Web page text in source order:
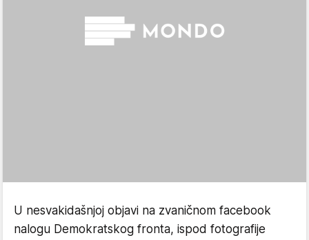
U nesvakidašnjoj objavi na zvaničnom facebook
nalogu Demokratskog fronta, ispod fotografije